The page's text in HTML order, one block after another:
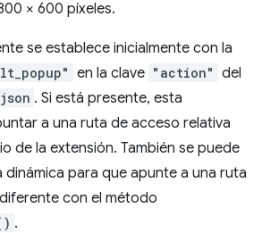
× 600 píxeles.
se establece inicialmente con la
en la clave "action" del
. Si está presente, esta
a una ruta de acceso relativa
de la extensión. También se puede
para que apunte a una ruta
con el método
.